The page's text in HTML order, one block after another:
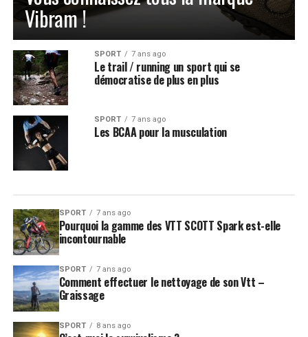
Vibram !
SPORT 7 ans ago
Le trail / running un sport qui se
démocratise de plus en plus
SPORT 7 ans ago
Les BCAA pour la musculation
SPORT 7 ans ago
Pourquoi la gamme des VTT SCOTT Spark est-elle
incontournable
SPORT 7 ans ago
Comment effectuer le nettoyage de son Vtt –
Graissage
SPORT 8 ans ago